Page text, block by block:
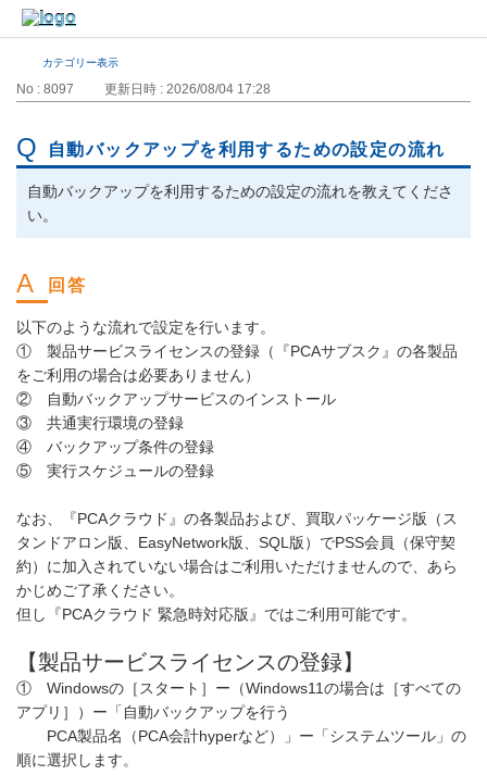
カテゴリー表示
No : 8097 更新日時 : 2026/08/04 17:28
自動バックアップを利用するための設定の流れ
自動バックアップを利用するための設定の流れを教えてくださ
い。
以下のような流れで設定を行います。
① 製品サービスライセンスの登録（『PCAサブスク』の各製品
をご利用の場合は必要ありません）
② 自動バックアップサービスのインストール
③ 共通実行環境の登録
④ バックアップ条件の登録
⑤ 実行スケジュールの登録
なお、『PCAクラウド』の各製品および、買取パッケージ版（ス
タンドアロン版、EasyNetwork版、SQL版）でPSS会員（保守契
約）に加入されていない場合はご利用いただけませんので、あら
かじめご了承ください。
但し『PCAクラウド 緊急時対応版』ではご利用可能です。
【製品サービスライセンスの登録】
① Windowsの［スタート］ー（Windows11の場合は［すべての
アプリ］）ー「自動バックアップを行う
PCA製品名（PCA会計hyperなど）」ー「システムツール」の
順に選択します。